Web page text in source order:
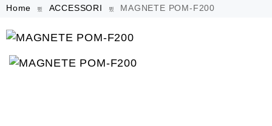
Home ACCESSORI MAGNETE POM-F200